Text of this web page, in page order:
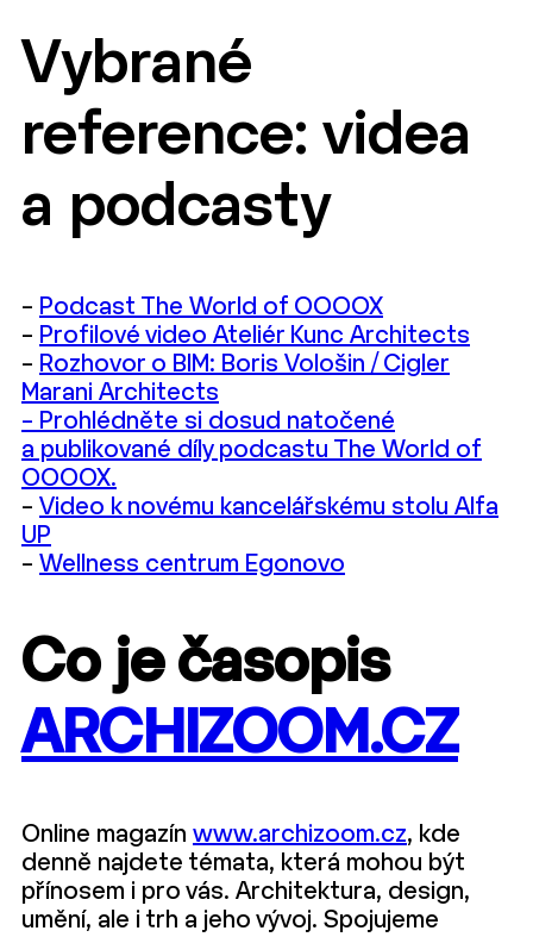
Vybrané
reference: videa
a podcasty
– Podcast The World of OOOOX
– Profilové video Ateliér Kunc Architects
– Rozhovor o BIM: Boris Vološin / Cigler
Marani Architects
– Prohlédněte si dosud natočené
a publikované díly podcastu The World of
OOOOX.
– Video k novému kancelářskému stolu Alfa
UP
– Wellness centrum Egonovo
Co je časopis
ARCHIZOOM.CZ
Online magazín www.archizoom.cz, kde
denně najdete témata, která mohou být
přínosem i pro vás. Architektura, design,
umění, ale i trh a jeho vývoj. Spojujeme